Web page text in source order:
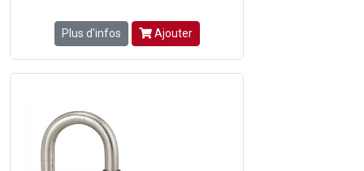
Plus d'infos Ajouter